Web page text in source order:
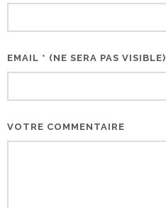
EMAIL * (NE SERA PAS VISIBLE)
VOTRE COMMENTAIRE